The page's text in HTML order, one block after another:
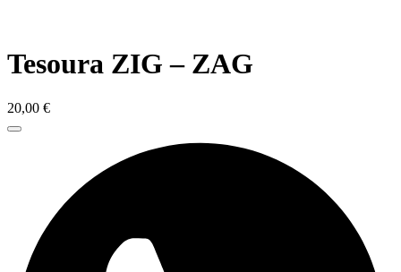
Tesoura ZIG – ZAG
20,00 €